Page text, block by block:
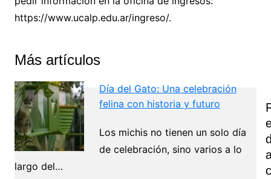
https://www.ucalp.edu.ar/ingreso/.
Más artículos
Día del Gato: Una celebración
felina con historia y futuro
Los michis no tienen un solo día
de celebración, sino varios a lo
largo del…